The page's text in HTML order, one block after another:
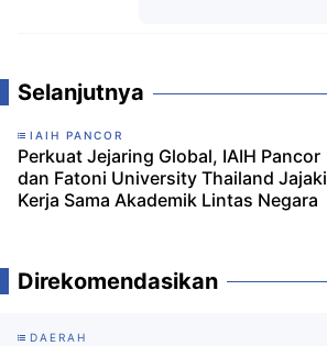
Selanjutnya
IAIH PANCOR
Perkuat Jejaring Global, IAIH Pancor
dan Fatoni University Thailand Jajaki
Kerja Sama Akademik Lintas Negara
Direkomendasikan
DAERAH